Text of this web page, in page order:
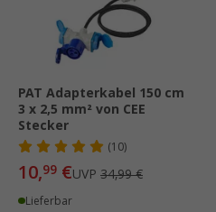
PAT Adapterkabel 150 cm
3 x 2,5 mm² von CEE
Stecker
(10)
10,99 €UVP 34,99 €
Lieferbar